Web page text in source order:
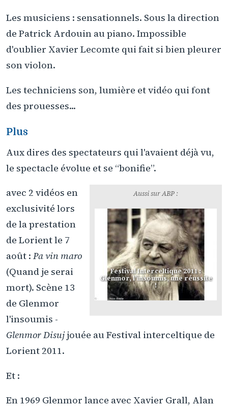
Les musiciens : sensationnels. Sous la direction
de Patrick Ardouin au piano. Impossible
d'oublier Xavier Lecomte qui fait si bien pleurer
son violon.
Les techniciens son, lumière et vidéo qui font
des prouesses...
Plus
Aux dires des spectateurs qui l'avaient déjà vu,
le spectacle évolue et se “bonifie”.
Aussi sur ABP :
Festival Interceltique 2011 :
Glenmor, l'insoumis, une réussite
!
avec 2 vidéos en
exclusivité lors
de la prestation
de Lorient le 7
août : Pa vin maro
(Quand je serai
mort). Scène 13
de Glenmor
l'insoumis -
Glenmor Disujjouée au Festival interceltique de
Lorient 2011.
Et :
En 1969 Glenmor lance avec Xavier Grall, Alan